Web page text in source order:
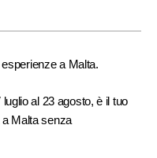
a Malta.
al 23 agosto, è il tuo
Malta senza